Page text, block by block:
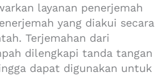
layanan penerjemah
yang diakui secara
Terjemahan dari
dilengkapi tanda tangan
dapat digunakan untuk